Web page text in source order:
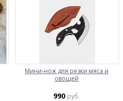
Мини-нож для резки мяса и
овощей
990 руб.